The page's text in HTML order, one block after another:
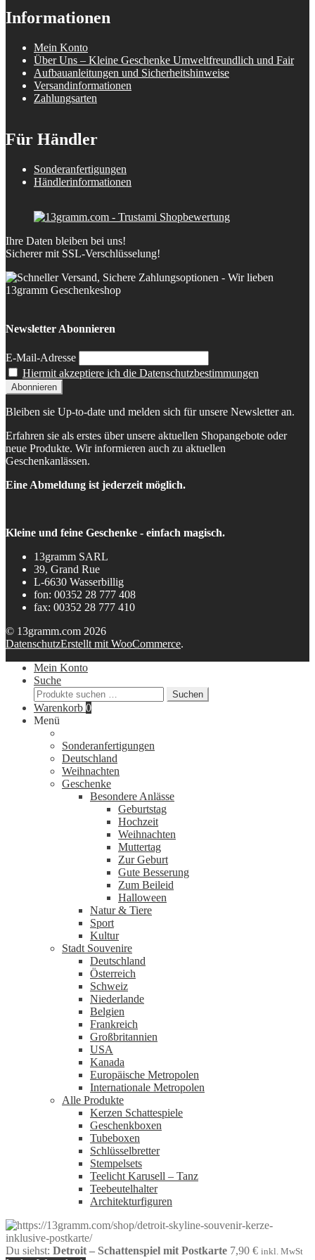
Informationen
Mein Konto
Über Uns – Kleine Geschenke Umweltfreundlich und Fair
Aufbauanleitungen und Sicherheitshinweise
Versandinformationen
Zahlungsarten
Für Händler
Sonderanfertigungen
Händlerinformationen
Ihre Daten bleiben bei uns!
Sicherer mit SSL-Verschlüsselung!
Newsletter Abonnieren
E-Mail-Adresse
Hiermit akzeptiere ich die Datenschutzbestimmungen
Bleiben sie Up-to-date und melden sich für unsere Newsletter an.
Erfahren sie als erstes über unsere aktuellen Shopangebote oder
neue Produkte. Wir informieren auch zu aktuellen
Geschenkanlässen.
Eine Abmeldung ist jederzeit möglich.
Kleine und feine Geschenke - einfach magisch.
13gramm SARL
39, Grand Rue
L-6630 Wasserbillig
fon: 00352 28 777 408
fax: 00352 28 777 410
© 13gramm.com 2026
DatenschutzErstellt mit WooCommerce.
Mein Konto
Suche
Suchen
nach:
Suchen
Warenkorb 0
Menü
Sonderanfertigungen
Deutschland
Weihnachten
Geschenke
Besondere Anlässe
Geburtstag
Hochzeit
Weihnachten
Muttertag
Zur Geburt
Gute Besserung
Zum Beileid
Halloween
Natur & Tiere
Sport
Kultur
Stadt Souvenire
Deutschland
Österreich
Schweiz
Niederlande
Belgien
Frankreich
Großbritannien
USA
Kanada
Europäische Metropolen
Internationale Metropolen
Alle Produkte
Kerzen Schattespiele
Geschenkboxen
Tubeboxen
Schlüsselbretter
Stempelsets
Teelicht Karusell – Tanz
Teebeutelhalter
Architekturfiguren
Du siehst: Detroit – Schattenspiel mit Postkarte 7,90 € inkl. MwSt